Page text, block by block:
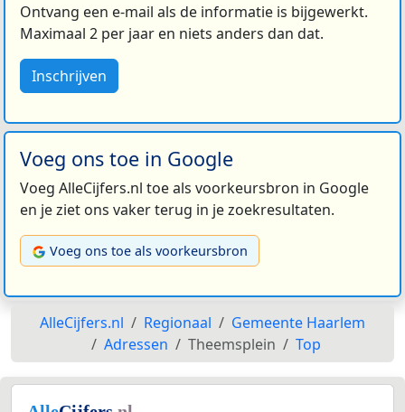
Ontvang een e-mail als de informatie is bijgewerkt.
Maximaal 2 per jaar en niets anders dan dat.
Inschrijven
Voeg ons toe in Google
Voeg AlleCijfers.nl toe als voorkeursbron in Google
en je ziet ons vaker terug in je zoekresultaten.
Voeg ons toe als voorkeursbron
AlleCijfers.nl Regionaal
Gemeente Haarlem
Adressen
Theemsplein Top